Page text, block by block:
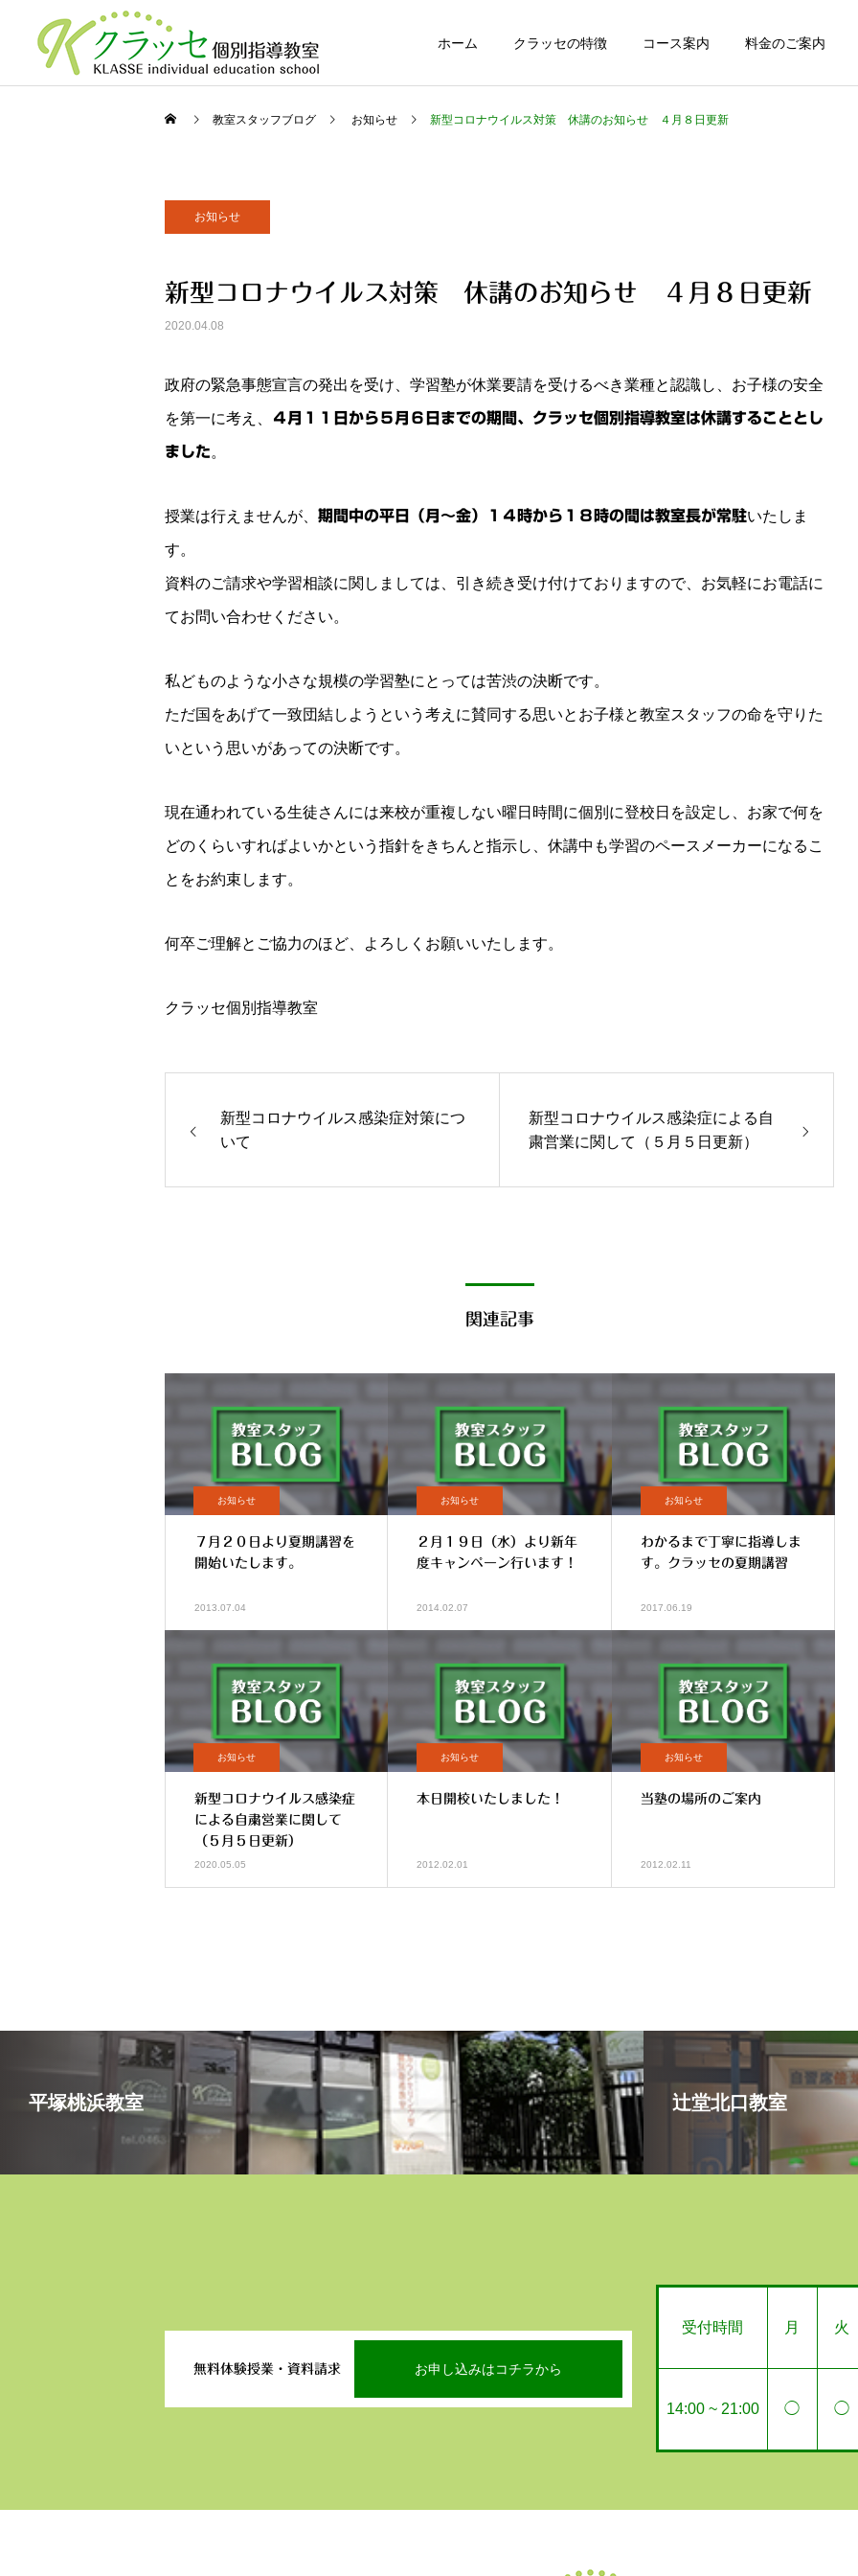
ホーム クラッセの特徴 コース案内 料金のご案内
教室スタッフブログ お知らせ 新型コロナウイルス対策 休講のお知らせ ４月８日更新
お知らせ
新型コロナウイルス対策 休講のお知らせ ４月８日更新
2020.04.08
政府の緊急事態宣言の発出を受け、学習塾が休業要請を受けるべき業種と認識し、お子様の安全
を第一に考え、 ４月１１日から５月６日までの期間、クラッセ個別指導教室は休講することとし
ました。
授業は行えませんが、 期間中の平日（月～金）１４時から１８時の間は教室長が常駐いたしま
す。
資料のご請求や学習相談に関しましては、引き続き受け付けておりますので、お気軽にお電話に
てお問い合わせください。
私どものような小さな規模の学習塾にとっては苦渋の決断です。
ただ国をあげて一致団結しようという考えに賛同する思いとお子様と教室スタッフの命を守りた
いという思いがあっての決断です。
現在通われている生徒さんには来校が重複しない曜日時間に個別に登校日を設定し、お家で何を
どのくらいすればよいかという指針をきちんと指示し、休講中も学習のペースメーカーになるこ
とをお約束します。
何卒ご理解とご協力のほど、よろしくお願いいたします。
クラッセ個別指導教室
新型コロナウイルス感染症対策につ
いて
新型コロナウイルス感染症による自
粛営業に関して（５月５日更新）
関連記事
お知らせ
７月２０日より夏期講習を
開始いたします。
2013.07.04
お知らせ
２月１９日（水）より新年
度キャンペーン行います！
2014.02.07
お知らせ
わかるまで丁寧に指導しま
す。クラッセの夏期講習
2017.06.19
お知らせ
新型コロナウイルス感染症
による自粛営業に関して
（５月５日更新）
2020.05.05
お知らせ
本日開校いたしました！
2012.02.01
お知らせ
当塾の場所のご案内
2012.02.11
平塚桃浜教室 辻堂北口教室
無料体験授業・資料請求 お申し込みはコチラから
受付時間 月 火
14:00 ~ 21:00 ◯ ◯